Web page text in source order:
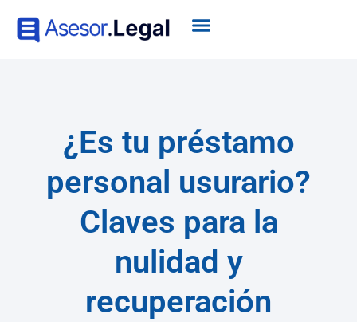
¿Es tu préstamo
personal usurario?
Claves para la
nulidad y
recuperación